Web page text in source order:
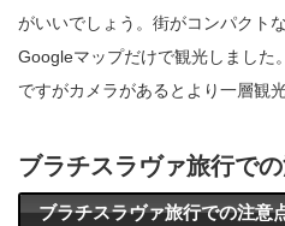
がいいでしょう。街がコンパクト
Googleマップだけで観光しました
ですがカメラがあるとより一層観
ブラチスラヴァ旅行で
ブラチスラヴァ旅行での注意